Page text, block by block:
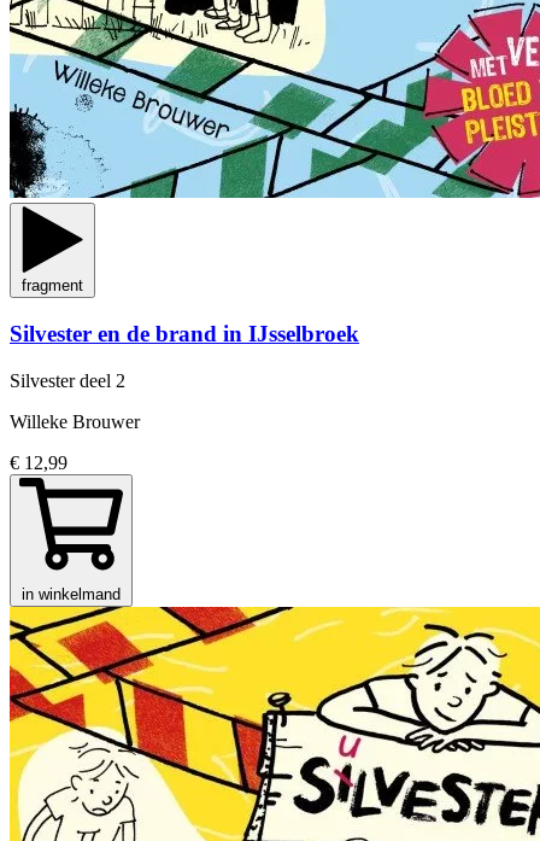
fragment
Silvester en de brand in IJsselbroek
Silvesterdeel 2
Willeke Brouwer
€ 12,99
in winkelmand